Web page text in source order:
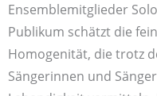
Ensemblemitglieder
Publikum schätzt die
Homogenität, die trotz
Sängerinnen und